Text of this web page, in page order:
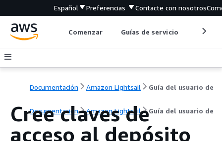
Español Preferencias Contacte con nosotros
Comenzar Guías de servicio
Documentación Amazon Lightsail Guía del usuario de
Documentación Amazon Lightsail Guía del usuario de
Cree claves de
acceso al depósito